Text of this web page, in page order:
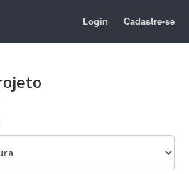
Login Cadastre-se